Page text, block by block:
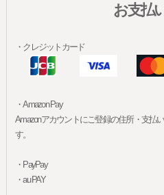
お支払
・クレジットカード
・Amazon Pay
Amazonアカウントにご登録の住所・支払
す。
・PayPay
・au PAY